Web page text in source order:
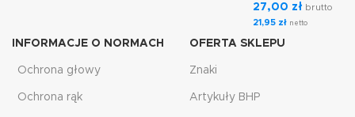
27,00 zł brutto
21,95 zł netto
INFORMACJE O NORMACH
Ochrona głowy
Ochrona rąk
OFERTA SKLEPU
Znaki
Artykuły BHP